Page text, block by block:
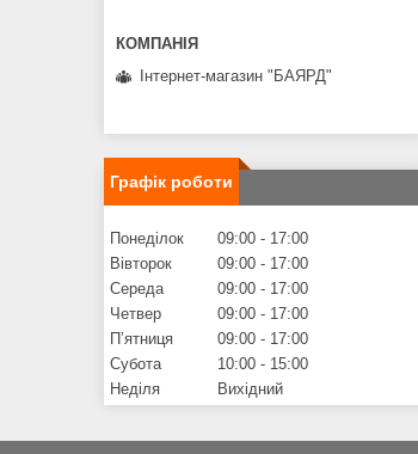
Інтернет-магазин "БАЯРД"
Графік роботи
Понеділок 09:00
17:00
Вівторок
09:00
17:00
Середа
09:00
17:00
Четвер
09:00
17:00
Пʼятниця
09:00
17:00
Субота
10:00
15:00
Неділя
Вихідний